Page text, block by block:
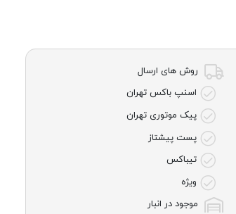
روش های ارسال
اسنپ باکس تهران
پیک موتوری تهران
پست پیشتاز
تیباکس
ویژه
موجود در انبار